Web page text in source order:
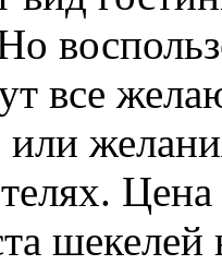
все
шекелей